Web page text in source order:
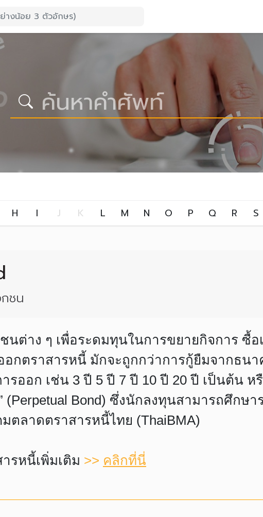
H I J K L M N O P Q R S
ชน
นต่าง ๆ เพื่อระดมทุนในการขยายกิจการ ซื้
อกตราสารหนี้ มักจะถูกกว่าการกู้ยืมจากธน
รออก เช่น 3 ปี 5 ปี 7 ปี 10 ปี 20 ปี เป็นต้น
(Perpetual Bond) ซึ่งนักลงทุนสามารถศึกษ
ตลาดตราสารหนี้ไทย (ThaiBMA)
รหนี้เพิ่มเติม >> คลิกที่นี่